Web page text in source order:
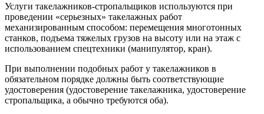
Услуги такелажников-стропальщиков используются при
проведении «серьезных» такелажных работ
механизированным способом: перемещения многотонных
станков, подъема тяжелых грузов на высоту или на этаж с
использованием спецтехники (манипулятор, кран).
При выполнении подобных работ у такелажников в
обязательном порядке должны быть соответствующие
удостоверения (удостоверение такелажника, удостоверение
стропальщика, а обычно требуются оба).